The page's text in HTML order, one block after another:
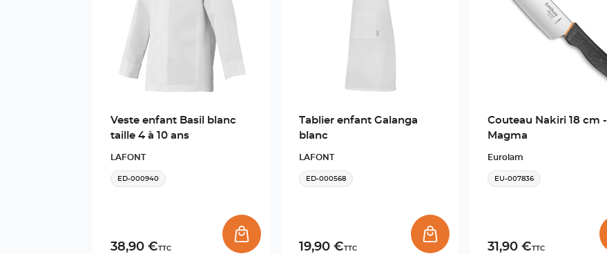
Veste enfant Basil blanc
taille 4 à 10 ans
LAFONT
ED-000940
38,90 €TTC
Tablier enfant Galanga
blanc
LAFONT
ED-000568
19,90 €TTC
Couteau Nakiri 18 cm -
Magma
Eurolam
EU-007836
31,90 €TTC